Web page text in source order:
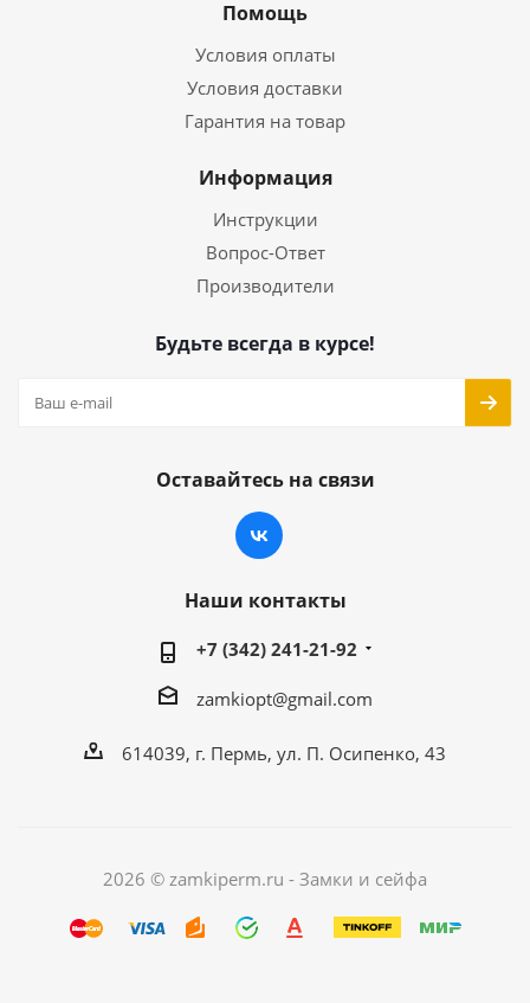
Помощь
Условия оплаты
Условия доставки
Гарантия на товар
Информация
Инструкции
Вопрос-Ответ
Производители
Будьте всегда в курсе!
Оставайтесь на связи
Наши контакты
+7 (342) 241-21-92
zamkiopt@gmail.com
614039, г. Пермь, ул. П. Осипенко, 43
2026 © zamkiperm.ru - Замки и сейфа